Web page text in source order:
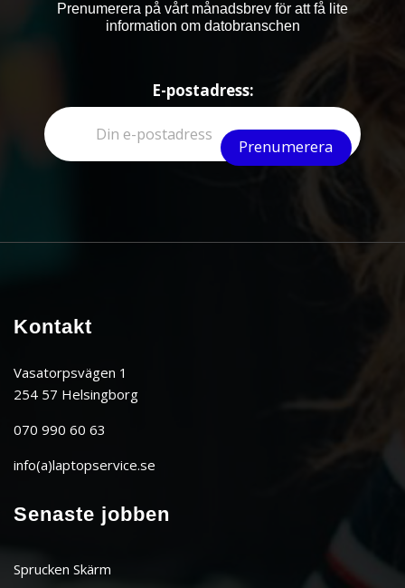
Prenumerera på vårt månadsbrev för att få lite
information om datobranschen
E-postadress:
Kontakt
Vasatorpsvägen 1
254 57 Helsingborg
070 990 60 63
info(a)laptopservice.se
Senaste jobben
Sprucken Skärm